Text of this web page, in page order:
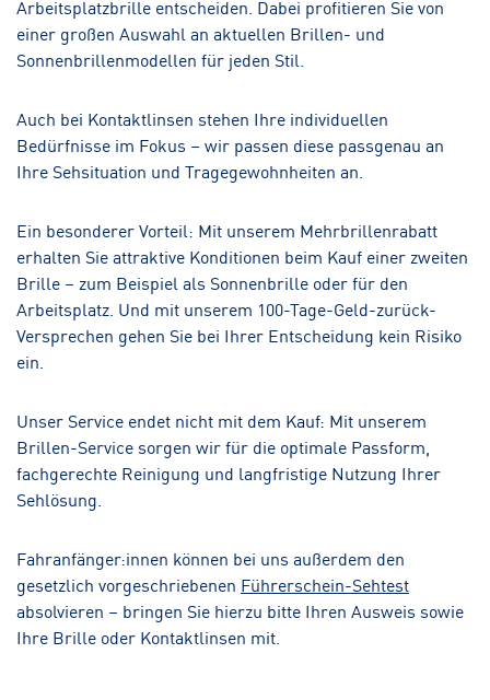
Arbeitsplatzbrille entscheiden. Dabei profitieren Sie von
einer großen Auswahl an aktuellen Brillen- und
Sonnenbrillenmodellen für jeden Stil.
Auch bei Kontaktlinsen stehen Ihre individuellen
Bedürfnisse im Fokus – wir passen diese passgenau an
Ihre Sehsituation und Tragegewohnheiten an.
Ein besonderer Vorteil: Mit unserem Mehrbrillenrabatt
erhalten Sie attraktive Konditionen beim Kauf einer zweiten
Brille – zum Beispiel als Sonnenbrille oder für den
Arbeitsplatz. Und mit unserem 100-Tage-Geld-zurück-
Versprechen gehen Sie bei Ihrer Entscheidung kein Risiko
ein.
Unser Service endet nicht mit dem Kauf: Mit unserem
Brillen-Service sorgen wir für die optimale Passform,
fachgerechte Reinigung und langfristige Nutzung Ihrer
Sehlösung.
Fahranfänger:innen können bei uns außerdem den
gesetzlich vorgeschriebenen Führerschein-Sehtest
absolvieren – bringen Sie hierzu bitte Ihren Ausweis sowie
Ihre Brille oder Kontaktlinsen mit.